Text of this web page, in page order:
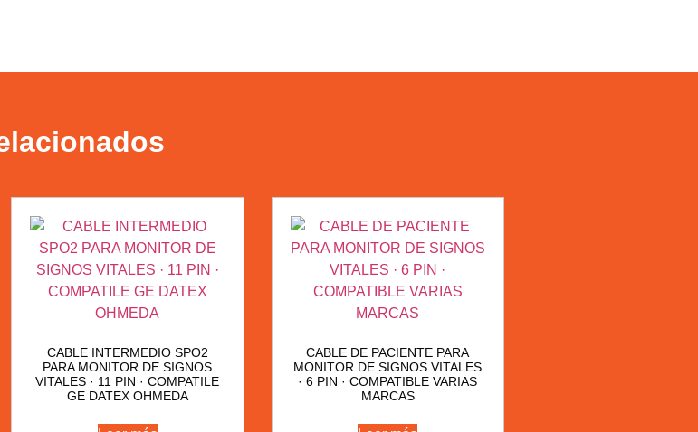
CABLE INTERMEDIO SPO2
PARA MONITOR DE SIGNOS
VITALES · 11 PIN · COMPATILE
GE DATEX OHMEDA
CABLE DE PACIENTE PARA
MONITOR DE SIGNOS VITALES
· 6 PIN · COMPATIBLE VARIAS
MARCAS